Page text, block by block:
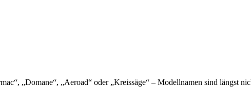
„Domane“, „Aeroad“ oder „Kreissäge“ – Modellnamen sind längst